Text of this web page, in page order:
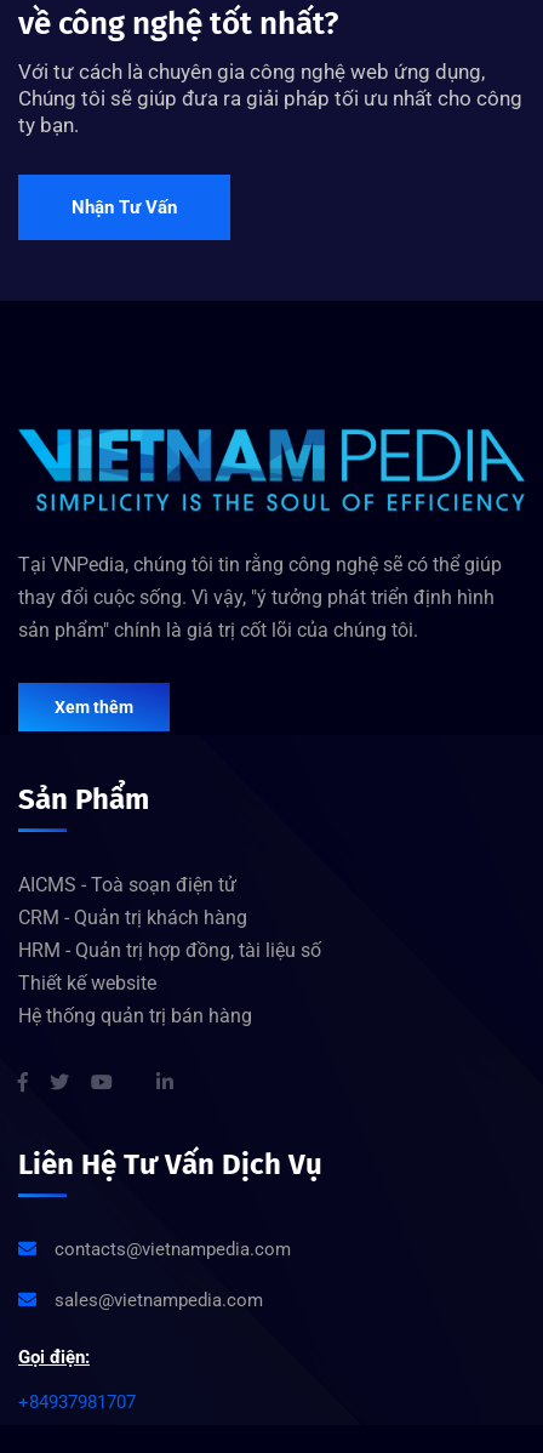
về công nghệ tốt nhất?
Với tư cách là chuyên gia công nghệ web ứng dụng,
Chúng tôi sẽ giúp đưa ra giải pháp tối ưu nhất cho công
ty bạn.
Nhận Tư Vấn
Tại VNPedia, chúng tôi tin rằng công nghệ sẽ có thể giúp
thay đổi cuộc sống. Vì vậy, "ý tưởng phát triển định hình
sản phẩm" chính là giá trị cốt lõi của chúng tôi.
Xem thêm
Sản Phẩm
AICMS - Toà soạn điện tử
CRM - Quản trị khách hàng
HRM - Quản trị hợp đồng, tài liệu số
Thiết kế website
Hệ thống quản trị bán hàng
Liên Hệ Tư Vấn Dịch Vụ
contacts@vietnampedia.com
sales@vietnampedia.com
Gọi điện:
+84937981707